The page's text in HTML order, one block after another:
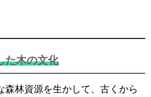
た木の文化
森林資源を生かして、古くから